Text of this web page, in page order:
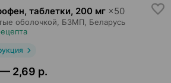
таблетки, 200 мг ×50
оболочкой, БЗМП , Беларусь
2,69 р.